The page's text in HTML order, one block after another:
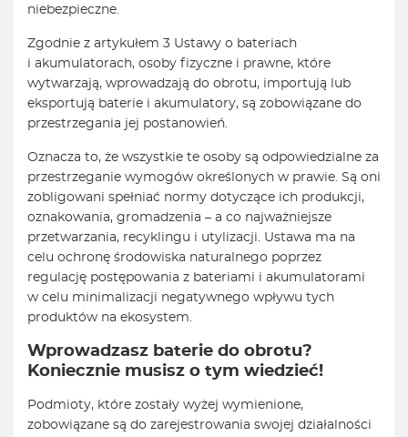
niebezpieczne.
Zgodnie z artykułem 3 Ustawy o bateriach
i akumulatorach, osoby fizyczne i prawne, które
wytwarzają, wprowadzają do obrotu, importują lub
eksportują baterie i akumulatory, są zobowiązane do
przestrzegania jej postanowień.
Oznacza to, że wszystkie te osoby są odpowiedzialne za
przestrzeganie wymogów określonych w prawie. Są oni
zobligowani spełniać normy dotyczące ich produkcji,
oznakowania, gromadzenia – a co najważniejsze
przetwarzania, recyklingu i utylizacji. Ustawa ma na
celu ochronę środowiska naturalnego poprzez
regulację postępowania z bateriami i akumulatorami
w celu minimalizacji negatywnego wpływu tych
produktów na ekosystem.
Wprowadzasz baterie do obrotu?
Koniecznie musisz o tym wiedzieć!
Podmioty, które zostały wyżej wymienione,
zobowiązane są do zarejestrowania swojej działalności